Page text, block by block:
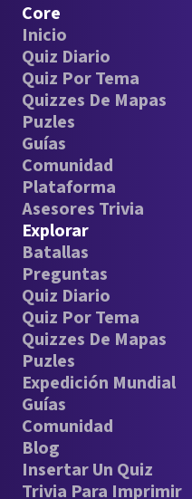
Core
Inicio
Quiz Diario
Quiz Por Tema
Quizzes De Mapas
Puzles
Guías
Comunidad
Plataforma
Asesores Trivia
Explorar
Batallas
Preguntas
Quiz Diario
Quiz Por Tema
Quizzes De Mapas
Puzles
Expedición Mundial
Guías
Comunidad
Blog
Insertar Un Quiz
Trivia Para Imprimir